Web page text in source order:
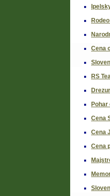
Cena
RS
Pohar
Cena
Cena
Cena